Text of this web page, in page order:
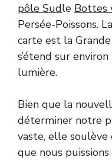
pôle Sudle Bottes
Persée-Poissons.
carte est la
s’étend sur
lumière.
Bien que la
déterminer notre
vaste, elle
que nous